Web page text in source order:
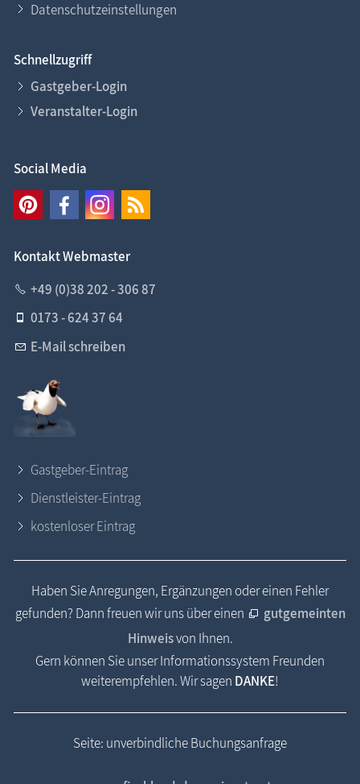
Datenschutzeinstellungen
Schnellzugriff
Gastgeber-Login
Veranstalter-Login
Social Media
Kontakt Webmaster
+49 (0)38 202 - 306 87
0173 - 624 37 64
E-Mail schreiben
Gastgeber-Eintrag
Dienstleister-Eintrag
kostenloser Eintrag
Haben Sie Anregungen, Ergänzungen oder einen Fehler
gefunden? Dann freuen wir uns über einen
gutgemeinten
Hinweisvon Ihnen.
Gern können Sie unser Informationssystem Freunden
weiterempfehlen. Wir sagen DANKE!
Seite: unverbindliche Buchungsanfrage